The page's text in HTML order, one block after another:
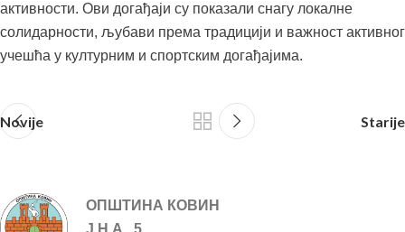
активности. Ови догађаји су показали снагу локалне
солидарности, љубави према традицији и важност активног
учешћа у културним и спортским догађајима.
Novije Starije
ОПШТИНА КОВИН